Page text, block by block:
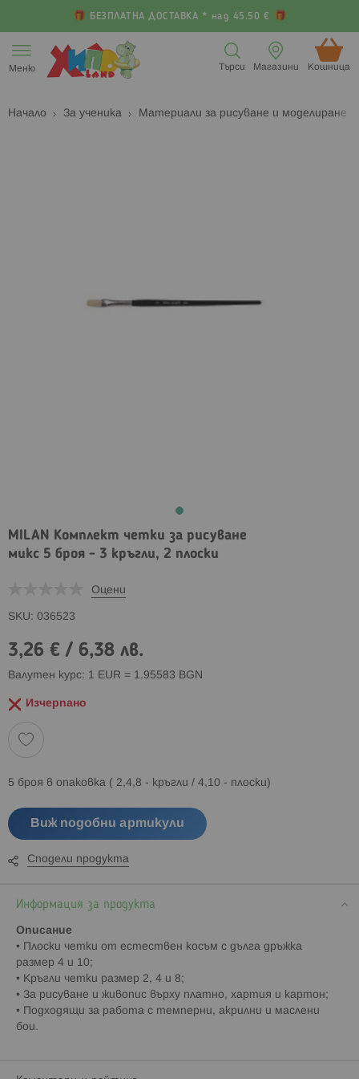
БЕЗПЛАТНА ДОСТАВКА * над 45.50 €
към
съдържанието
Меню Кошница (
Магазини
Търси
Начало За ученика Материали за рисуване и моделиране
MILAN Комплект четки за рисуване
микс 5 броя - 3 кръгли, 2 плоски
Оцени
SKU 036523
3,26 € / 6,38 лв.
Валутен курс: 1 EUR = 1.95583 BGN
Изчерпано
5 броя в опаковка ( 2,4,8 - кръгли / 4,10 - плоски)
Виж подобни артикули
Сподели продукта
Информация за продукта
Описание
• Плоски четки от естествен косъм с дълга дръжка
размер 4 и 10;
• Кръгли четки размер 2, 4 и 8;
• За рисуване и живопис върху платно, хартия и картон;
• Подходящи за работа с темперни, акрилни и маслени
бои.